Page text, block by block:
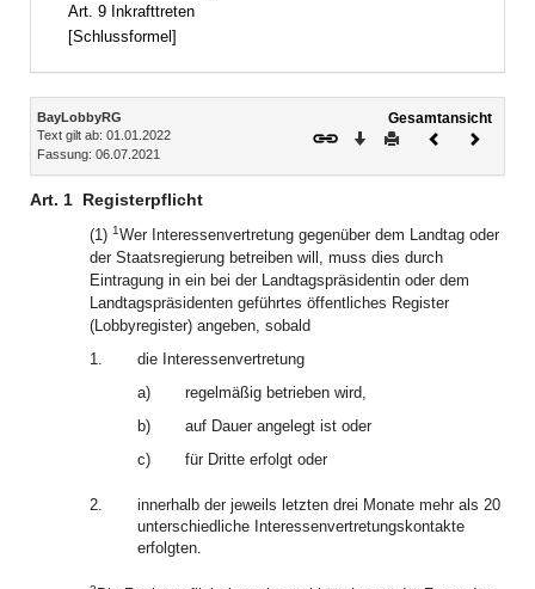
Art. 9 Inkrafttreten
[Schlussformel]
Inhalt
BayLobbyRG
Text gilt ab: 01.01.2022
Fassung: 06.07.2021
Gesamtansicht
Download
DruckenVorheriges
Art. 1 Registerpflicht
(1) 1Wer Interessenvertretung gegenüber dem Landtag oder
der Staatsregierung betreiben will, muss dies durch
Eintragung in ein bei der Landtagspräsidentin oder dem
Landtagspräsidenten geführtes öffentliches Register
(Lobbyregister) angeben, sobald
1.
die Interessenvertretung
a)
regelmäßig betrieben wird,
b)
auf Dauer angelegt ist oder
c)
für Dritte erfolgt oder
2.
innerhalb der jeweils letzten drei Monate mehr als 20
unterschiedliche Interessenvertretungskontakte
erfolgten.